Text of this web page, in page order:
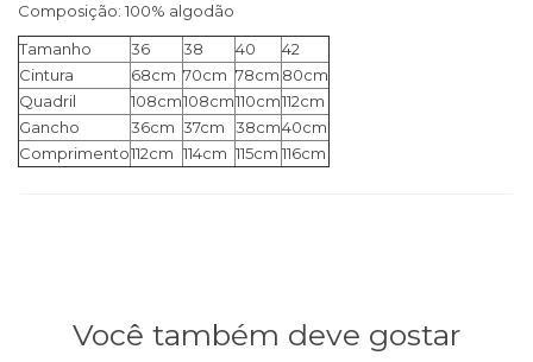
Composição: 100% algodão
Tamanho
36 38 40
42
Cintura
68cm 70cm 78cm 80cm
Quadril
108cm108cm110cm112cm
Gancho
36cm 37cm 38cm40cm
Comprimento112cm 114cm 115cm 116cm
Você também deve gostar